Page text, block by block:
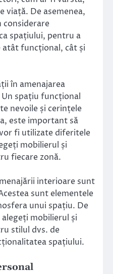
viață. De asemenea,
considerare
spațiului, pentru a
atât funcțional, cât și
în amenajarea
spațiu funcțional
nevoile și cerințele
este important să
fi utilizate diferitele
mobilierul și
fiecare zonă.
interioare sunt
sunt elementele
unui spațiu. De
mobilierul și
stilul dvs. de
spațiului.